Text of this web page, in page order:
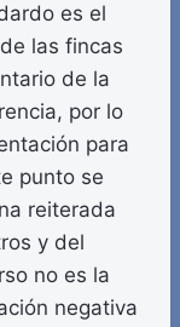
es el
las fincas
de la
por lo
para
punto se
reiterada
y del
no es la
negativa